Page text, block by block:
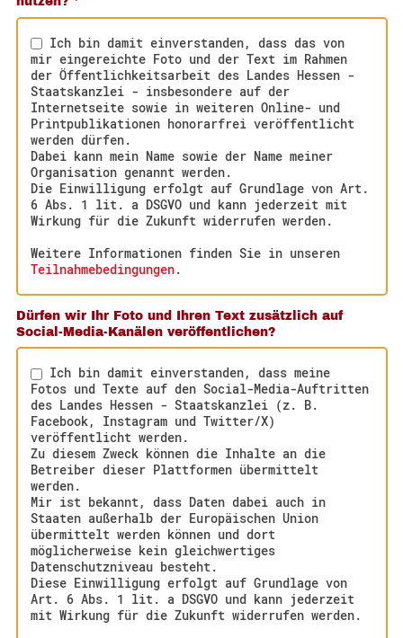
mir eingereichte Foto und der Text im Rahmen
der Öffentlichkeitsarbeit des Landes Hessen -
Staatskanzlei - insbesondere auf der
Internetseite sowie in weiteren Online- und
Printpublikationen honorarfrei veröffentlicht
werden dürfen.
Dabei kann mein Name sowie der Name meiner
Organisation genannt werden.
Die Einwilligung erfolgt auf Grundlage von Art.
6 Abs. 1 lit. a DSGVO und kann jederzeit mit
Wirkung für die Zukunft widerrufen werden.
Weitere Informationen finden Sie in unseren
Teilnahmebedingungen.
Dürfen wir Ihr Foto und Ihren Text zusätzlich auf
Social-Media-Kanälen veröffentlichen?
Fotos und Texte auf den Social-Media-Auftritten
des Landes Hessen - Staatskanzlei (z. B.
Facebook, Instagram und Twitter/X)
veröffentlicht werden.
Zu diesem Zweck können die Inhalte an die
Betreiber dieser Plattformen übermittelt
werden.
Mir ist bekannt, dass Daten dabei auch in
Staaten außerhalb der Europäischen Union
übermittelt werden können und dort
möglicherweise kein gleichwertiges
Datenschutzniveau besteht.
Diese Einwilligung erfolgt auf Grundlage von
Art. 6 Abs. 1 lit. a DSGVO und kann jederzeit
mit Wirkung für die Zukunft widerrufen werden.